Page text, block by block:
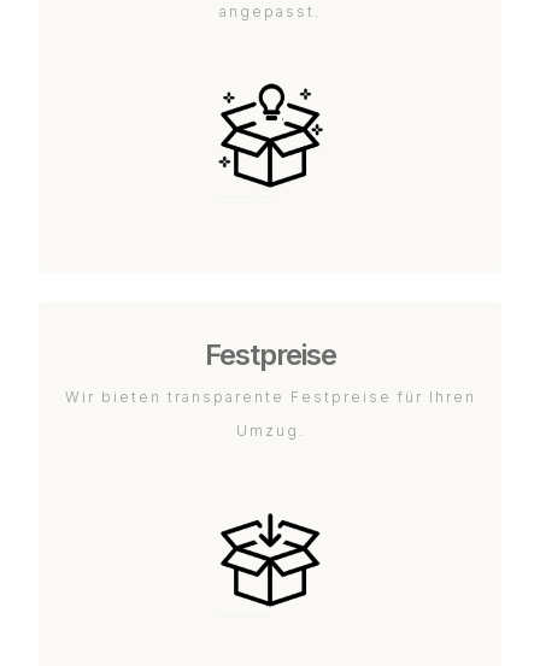
angepasst.
Festpreise
Wir bieten transparente Festpreise für Ihren
Umzug.